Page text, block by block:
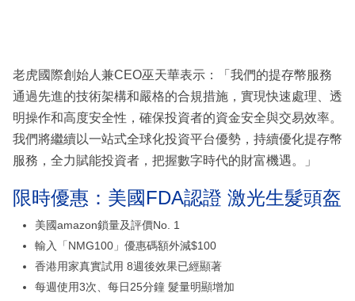
老虎國際創始人兼CEO巫天華表示：「我們的提存幣服務
通過先進的技術架構和嚴格的合規措施，實現快速處理、透
明操作和高度安全性，確保投資者的資金安全與交易效率。
我們將繼續以一站式全球化投資平台優勢，持續優化提存幣
服務，全力賦能投資者，把握數字時代的財富機遇。」
限時優惠：美國FDA認證 激光生髮頭盔
美國amazon鎖量及評價No. 1
輸入「NMG100」優惠碼額外減$100
香港用家真實試用 8週後效果已經顯著
每週使用3次、每日25分鐘 髮量明顯增加